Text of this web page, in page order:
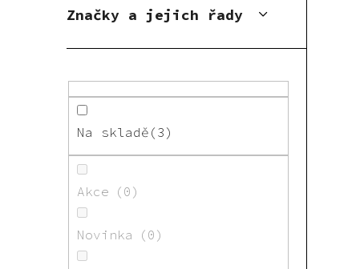
Značky a jejich řady
Na skladě 3
Akce 0
Novinka 0